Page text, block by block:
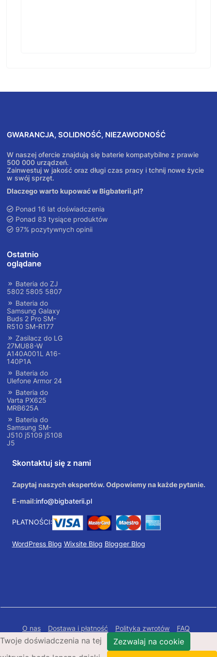
GWARANCJA, SOLIDNOŚĆ, NIEZAWODNOŚĆ
W naszej ofercie znajdują się baterie kompatybilne z prawie
500 000 urządzeń.
Zainwestuj w jakość oraz długi czas pracy i tchnij nowe życie
w swój sprzęt.
Dlaczego warto kupować w Bigbaterii.pl?
Ponad 16 lat doświadczenia
Ponad 83 tysiące produktów
97% pozytywnych opinii
Ostatnio
oglądane
Bateria do ZJ
5802 5805 5807
Bateria do
Samsung Galaxy
Buds 2 Pro SM-
R510 SM-R177
Zasilacz do LG
27MU88-W
A140A001L A16-
140P1A
Bateria do
Ulefone Armor 24
Bateria do
Varta PX625
MRB625A
Bateria do
Samsung SM-
J510 j5109 j5108
J5
Skontaktuj się z nami
Zapytaj naszych ekspertów. Odpowiemy na każde pytanie.
E-mail:info@bigbaterii.pl
PŁATNOŚCI:
WordPress Blog Wixsite Blog Blogger Blog
O nas Dostawa i płatność Polityka zwrotów
FAQ
Polityka prywatności
Mapa Strony
Twoje doświadczenia na tej
Zezwalaj na cookie